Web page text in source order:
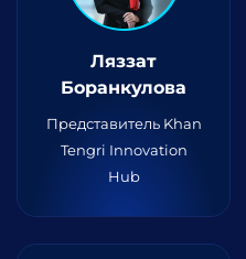
Ляззат
Боранкулова
Представитель Khan
Tengri Innovation
Hub